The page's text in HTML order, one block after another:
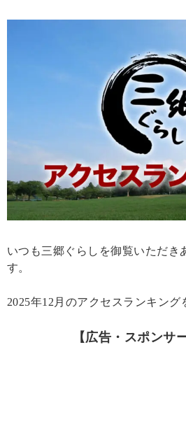
いつも三郷ぐらしを御覧いただき
す。
2025年12月のアクセスランキング
【広告・スポンサ